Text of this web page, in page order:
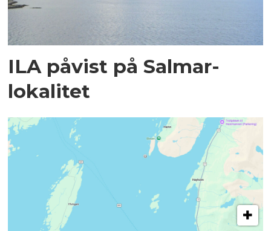
ILA påvist på Salmar-
lokalitet